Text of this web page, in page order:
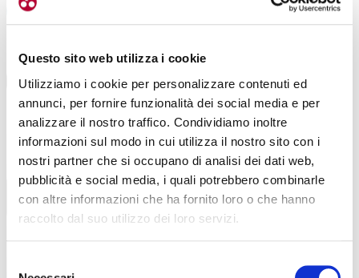
Questo sito web utilizza i cookie
Utilizziamo i cookie per personalizzare contenuti ed
annunci, per fornire funzionalità dei social media e per
analizzare il nostro traffico. Condividiamo inoltre
informazioni sul modo in cui utilizza il nostro sito con i
nostri partner che si occupano di analisi dei dati web,
pubblicità e social media, i quali potrebbero combinarle
con altre informazioni che ha fornito loro o che hanno
raccolto dal suo utilizzo dei loro servizi.